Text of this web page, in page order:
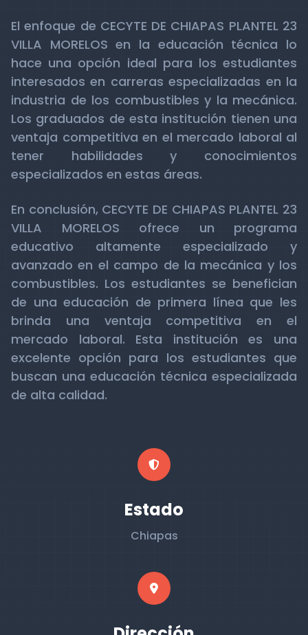
El enfoque de CECYTE DE CHIAPAS PLANTEL 23
VILLA MORELOS en la educación técnica lo
hace una opción ideal para los estudiantes
interesados en carreras especializadas en la
industria de los combustibles y la mecánica.
Los graduados de esta institución tienen una
ventaja competitiva en el mercado laboral al
tener habilidades y conocimientos
especializados en estas áreas.
En conclusión, CECYTE DE CHIAPAS PLANTEL 23
VILLA MORELOS ofrece un programa
educativo altamente especializado y
avanzado en el campo de la mecánica y los
combustibles. Los estudiantes se benefician
de una educación de primera línea que les
brinda una ventaja competitiva en el
mercado laboral. Esta institución es una
excelente opción para los estudiantes que
buscan una educación técnica especializada
de alta calidad.
Estado
Chiapas